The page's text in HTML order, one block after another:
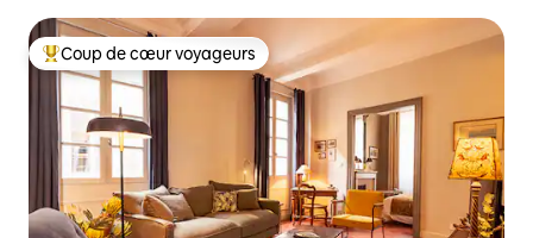
Coup de cœur voyageurs parmi les plus aimés
Coup de cœur voyageurs